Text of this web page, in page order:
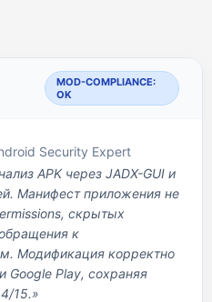
MOD-COMPLIANCE:
OK
Security Expert
APK через JADX-GUI и
Манифест приложения не
скрытых
к
Модификация корректно
Google Play, сохраняя
15.»